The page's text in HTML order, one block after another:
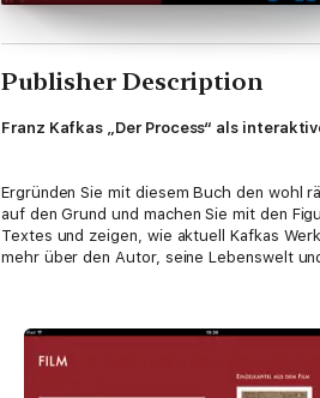
Publisher Description
Franz Kafkas „Der Process“ als
Ergründen Sie mit diesem Buch den wohl
auf den Grund und machen Sie mit den
Textes und zeigen, wie aktuell Kafkas
mehr über den Autor, seine Lebenswelt
- Über 40 Minuten Filmmaterial